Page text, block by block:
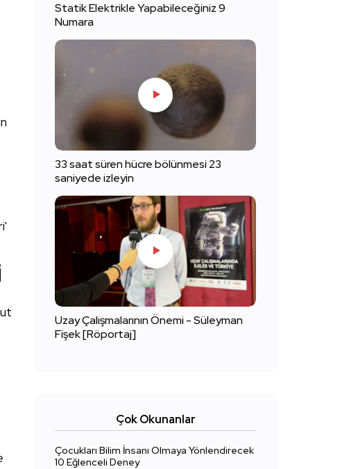
Statik Elektrikle Yapabileceğiniz 9
Numara
33 saat süren hücre bölünmesi 23
saniyede izleyin
Uzay Çalışmalarının Önemi - Süleyman
Fişek [Röportaj]
Çok Okunanlar
Çocukları Bilim İnsanı Olmaya Yönlendirecek
10 Eğlenceli Deney